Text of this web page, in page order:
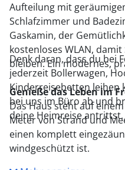
Aufteilung mit
Schlafzimmer und
Gaskamin, der
kostenloses WLAN,
bleiben. Ein modernes,
Genieße das Leben im
Das Haus steht auf
Meter von Strand und
einen komplett
windgeschützt ist.
Denk daran, dass du bei
jederzeit Bollerwagen,
Kinderreisebetten leihen
bei uns im Büro ab und
deine Heimreise antrittst.